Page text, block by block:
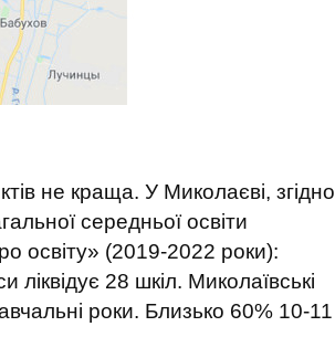
не краща. У Миколаєві, згідно
середньої освіти
освіту» (2019-2022 роки):
28 шкіл. Миколаївські
роки. Близько 60% 10-11